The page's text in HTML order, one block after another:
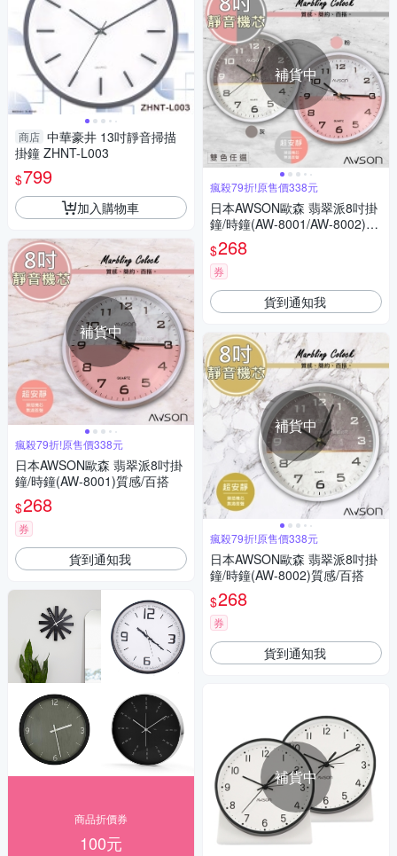
商店 中華豪井 13吋靜音掃描
掛鐘 ZHNT-L003
$799
加入購物車
補貨中
瘋殺79折!原售價338元
日本AWSON歐森 翡翠派8吋掛
鐘/時鐘(AW-8001)質感/百搭
$268
券
貨到通知我
商品折價券
100元
補貨中
瘋殺79折!原售價338元
日本AWSON歐森 翡翠派8吋掛
鐘/時鐘(AW-8001/AW-8002)質
感/百搭
$268
券
貨到通知我
補貨中
瘋殺79折!原售價338元
日本AWSON歐森 翡翠派8吋掛
鐘/時鐘(AW-8002)質感/百搭
$268
券
貨到通知我
補貨中